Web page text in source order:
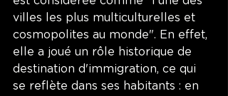
villes les plus multiculturelles et
cosmopolites au monde". En effet,
elle a joué un rôle historique de
destination d'immigration, ce qui
se reflète dans ses habitants : en